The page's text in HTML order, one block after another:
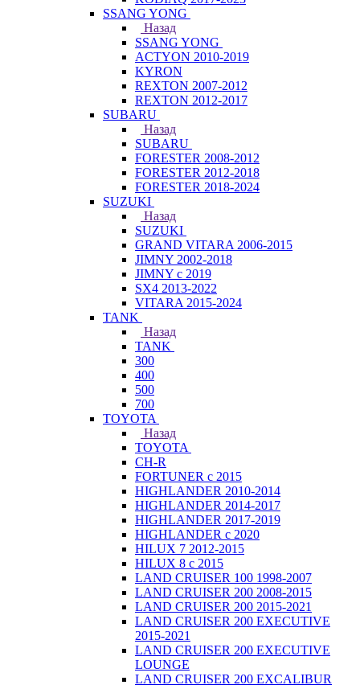
SSANG YONG
Назад
SSANG YONG
ACTYON 2010-2019
KYRON
REXTON 2007-2012
REXTON 2012-2017
SUBARU
Назад
SUBARU
FORESTER 2008-2012
FORESTER 2012-2018
FORESTER 2018-2024
SUZUKI
Назад
SUZUKI
GRAND VITARA 2006-2015
JIMNY 2002-2018
JIMNY с 2019
SX4 2013-2022
VITARA 2015-2024
TANK
Назад
TANK
300
400
500
700
TOYOTA
Назад
TOYOTA
CH-R
FORTUNER с 2015
HIGHLANDER 2010-2014
HIGHLANDER 2014-2017
HIGHLANDER 2017-2019
HIGHLANDER с 2020
HILUX 7 2012-2015
HILUX 8 с 2015
LAND CRUISER 100 1998-2007
LAND CRUISER 200 2008-2015
LAND CRUISER 200 2015-2021
LAND CRUISER 200 EXECUTIVE
2015-2021
LAND CRUISER 200 EXECUTIVE
LOUNGE
LAND CRUISER 200 EXCALIBUR